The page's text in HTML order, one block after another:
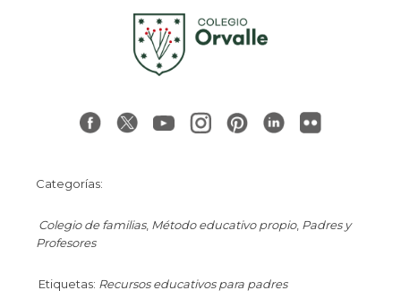
Categorías:
Colegio de familias, Método educativo propio, Padres y
Profesores
Etiquetas: Recursos educativos para padres